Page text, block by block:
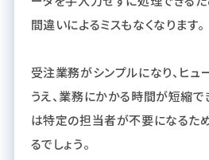
間違いによるミスもなくなります。
受注業務がシンプルになり、ヒュ
うえ、業務にかかる時間が短縮で
は特定の担当者が不要になるた
るでしょう。